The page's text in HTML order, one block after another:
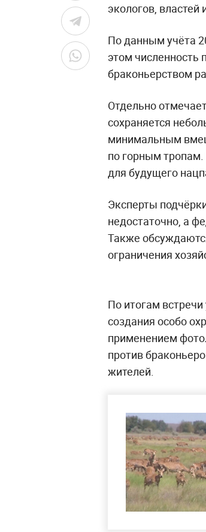
экологов, властей
По данным учёта
этом
браконьерством
Отдельно
сохраняется
минимальным
по горным тропам.
для будущего
Эксперты
недостаточно, а
Также
ограничения
По итогам
создания особо
применением
против
жителей.